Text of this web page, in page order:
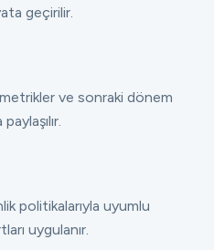
geçirilir.
ve sonraki dönem
politikalarıyla uyumlu
uygulanır.